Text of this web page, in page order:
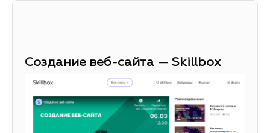
Создание веб-сайта — Skillbox